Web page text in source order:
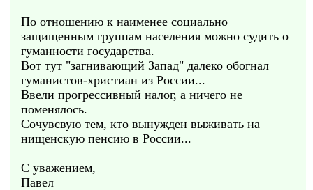
По отношению к наименее социально
защищенным группам населения можно судить о
гуманности государства.
Вот тут "загнивающий Запад" далеко обогнал
гуманистов-христиан из России...
Ввели прогрессивный налог, а ничего не
поменялось.
Сочувсвую тем, кто вынужден выживать на
нищенскую пенсию в России...
С уважением,
Павел